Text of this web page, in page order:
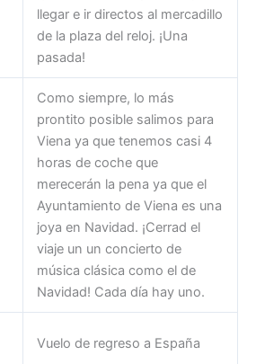
llegar e ir directos al mercadillo
de la plaza del reloj. ¡Una
pasada!
Como siempre, lo más
prontito posible salimos para
Viena ya que tenemos casi 4
horas de coche que
merecerán la pena ya que el
Ayuntamiento de Viena es una
joya en Navidad. ¡Cerrad el
viaje un un concierto de
música clásica como el de
Navidad! Cada día hay uno.
Vuelo de regreso a España